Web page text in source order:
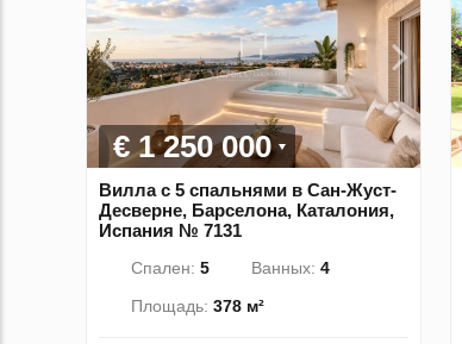
€ 1 250 000
Вилла с 5 спальнями в Сан-Жуст-
Десверне, Барселона, Каталония,
Испания № 7131
Спален: 5 Ванных: 4
Площадь: 378 м²